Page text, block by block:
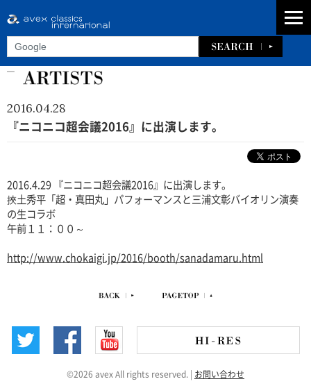
2016.04.28
『ニコニコ超会議2016』に出演します。
2016.4.29 『ニコニコ超会議2016』に出演します。
挾土秀平「超・真田丸」パフォーマンスと三浦文彰バイオリン演奏
の生コラボ
午前１１：００～
http://www.chokaigi.jp/2016/booth/sanadamaru.html
©2026 avex All rights reserved. お問い合わせ